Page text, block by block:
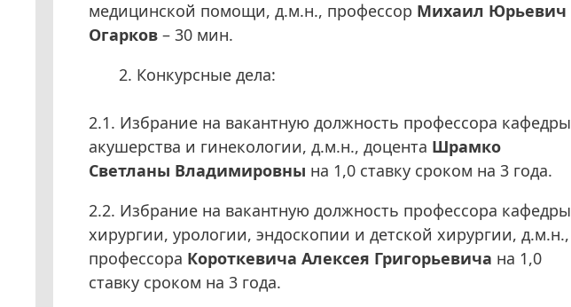
медицинской помощи, д.м.н., профессор Михаил Юрьевич
Огарков – 30 мин.
Конкурсные дела:
2.1. Избрание на вакантную должность профессора кафедры
акушерства и гинекологии, д.м.н., доцента Шрамко
Светланы Владимировны на 1,0 ставку сроком на 3 года.
2.2. Избрание на вакантную должность профессора кафедры
хирургии, урологии, эндоскопии и детской хирургии, д.м.н.,
профессора Короткевича Алексея Григорьевича на 1,0
ставку сроком на 3 года.